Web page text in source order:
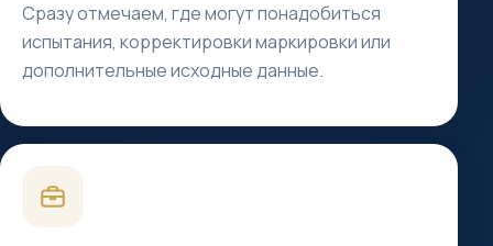
Сразу отмечаем, где могут понадобиться
испытания, корректировки маркировки или
дополнительные исходные данные.